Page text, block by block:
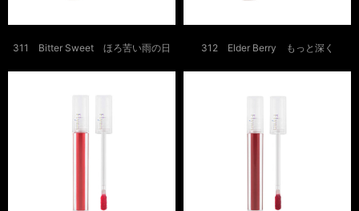
311 Bitter Sweet ほろ苦い雨の日 312 Elder Berry もっと深く